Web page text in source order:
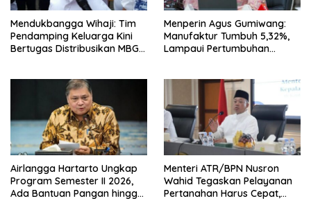
Mendukbangga Wihaji: Tim
Pendamping Keluarga Kini
Bertugas Distribusikan MBG
Menperin Agus Gumiwang:
Manufaktur Tumbuh 5,32%,
Lampaui Pertumbuhan
Airlangga Hartarto Ungkap
Program Semester II 2026,
Ada Bantuan Pangan hingga
Menteri ATR/BPN Nusron
Wahid Tegaskan Pelayanan
Pertanahan Harus Cepat,